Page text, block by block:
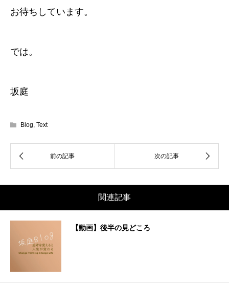
お待ちしています。
では。
坂庭
Blog, Text
関連記事
【動画】後半の見どころ